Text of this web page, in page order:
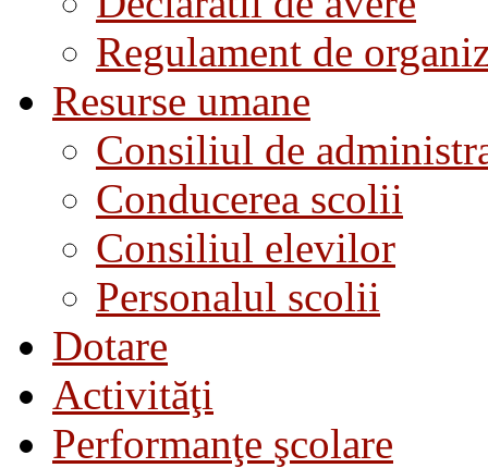
Regulament de
Resurse umane
Consiliul de
Conducerea scolii
Consiliul elevilor
Personalul scolii
Dotare
Activităţi
Performanţe şcolare